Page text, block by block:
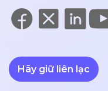
Hãy giữ liên lạc